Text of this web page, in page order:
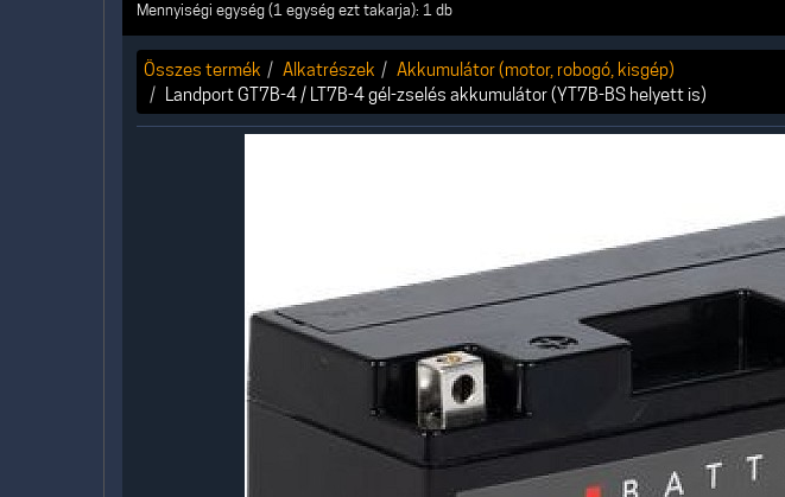
Mennyiségi egység (1 egység ezt takarja): 1 db
Összes termék Alkatrészek
Akkumulátor (motor, robogó, kisgép)
Landport GT7B-4 / LT7B-4 gél-zselés akkumulátor (YT7B-BS helyett is)